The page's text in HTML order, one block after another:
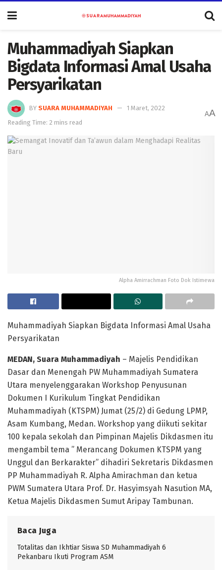
Muhammadiyah Siapkan
Bigdata Informasi Amal Usaha
Persyarikatan
BY SUARA MUHAMMADIYAH
1 Maret, 2022
Reading Time: 2 mins read
AA
Alpha Amirrachman Foto Dok Istimewa
Muhammadiyah Siapkan Bigdata Informasi Amal Usaha
Persyarikatan
MEDAN, Suara Muhammadiyah – Majelis Pendidikan
Dasar dan Menengah PW Muhammadiyah Sumatera
Utara menyelenggarakan Workshop Penyusunan
Dokumen I Kurikulum Tingkat Pendidikan
Muhammadiyah (KTSPM) Jumat (25/2) di Gedung LPMP,
Asam Kumbang, Medan. Workshop yang diikuti sekitar
100 kepala sekolah dan Pimpinan Majelis Dikdasmen itu
mengambil tema ” Merancang Dokumen KTSPM yang
Unggul dan Berkarakter” dihadiri Sekretaris Dikdasmen
PP Muhammadiyah R. Alpha Amirachman dan ketua
PWM Sumatera Utara Prof. Dr. Hasyimsyah Nasution MA,
Ketua Majelis Dikdasmen Sumut Aripay Tambunan.
Baca Juga
Totalitas dan Ikhtiar Siswa SD Muhammadiyah 6
Pekanbaru Ikuti Program ASM